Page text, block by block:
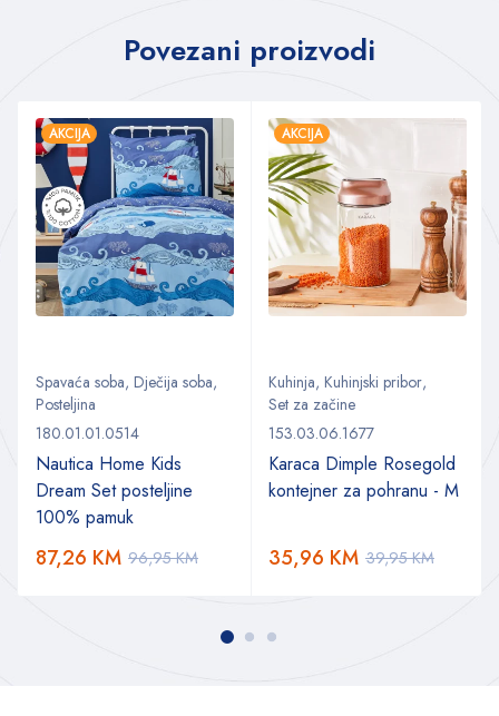
Povezani proizvodi
AKCIJA
Spavaća soba, Dječija soba,
Posteljina
180.01.01.0514
Nautica Home Kids
Dream Set posteljine
100% pamuk
96,95KM
87,26 KM
AKCIJA
Kuhinja, Kuhinjski pribor,
Set za začine
153.03.06.1677
Karaca Dimple Rosegold
kontejner za pohranu - M
39,95KM
35,96 KM